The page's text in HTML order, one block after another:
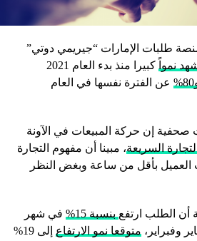
طلبات الإمارات “جيريمي دوتي”
نمواً
كبيرا منذ بدء العام 2021
عن الفترة نفسها في العام
إن حركة المبيعات في الآونة
السريعة، مبينا أن مفهوم التجارة
العميل بأقل من ساعة وبغض النظر
أن الطلب ارتفع بنسبة 15%
في شهر
وفبراير، متوقعا نمو الارتفاع
إلى 19%